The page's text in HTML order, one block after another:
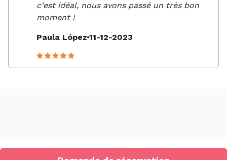
c'est idéal, nous avons passé un très bon
moment !
Paula López 11-12-2023